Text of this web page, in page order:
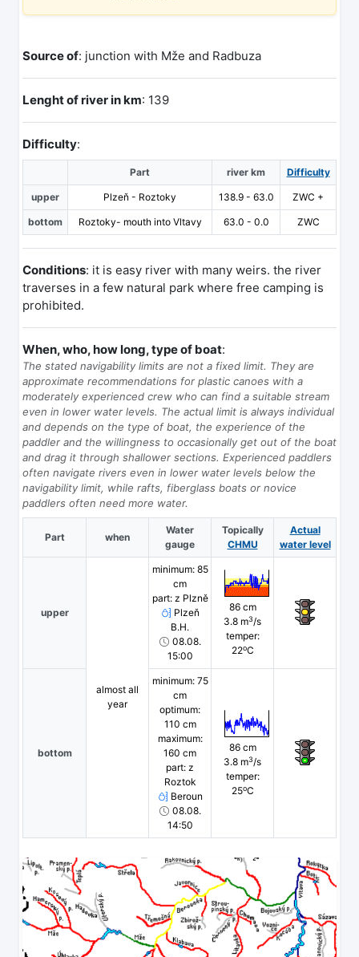
Source of: junction with Mže and Radbuza
Lenght of river in km: 139
Difficulty:
Part river km Difficulty
upper Plzeň - Roztoky 138.9 - 63.0 ZWC +
bottom Roztoky- mouth into Vltavy 63.0 - 0.0 ZWC
Conditions: it is easy river with many weirs. the river
traverses in a few natural park where free camping is
prohibited.
When, who, how long, type of boat:
The stated navigability limits are not a fixed limit. They are
approximate recommendations for plastic canoes with a
moderately experienced crew who can find a suitable stream
even in lower water levels. The actual limit is always individual
and depends on the type of boat, the experience of the
paddler and the willingness to occasionally get out of the boat
and drag it through shallower sections. Experienced paddlers
often navigate rivers even in lower water levels below the
navigability limit, while rafts, fiberglass boats or novice
paddlers often need more water.
Part when
Water
gauge
Topically
CHMU
Actual
water level
upper
almost all
year
minimum: 85
cm
part: z Plzně
Plzeň
B.H.
08.08.
15:00
86 cm
3.8 m3/s
temper:
22oC
bottom
minimum: 75
cm
optimum:
110 cm
maximum:
160 cm
part: z
Roztok
Beroun
08.08.
14:50
86 cm
3.8 m3/s
temper:
25oC